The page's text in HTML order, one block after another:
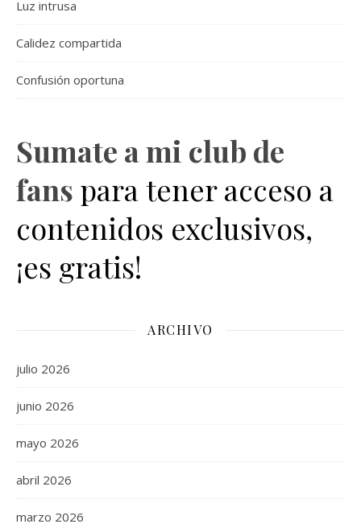
Luz intrusa
Calidez compartida
Confusión oportuna
Sumate a mi club de
fans para tener acceso a
contenidos exclusivos,
¡es gratis!
ARCHIVO
julio 2026
junio 2026
mayo 2026
abril 2026
marzo 2026